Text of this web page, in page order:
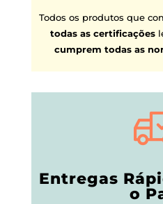
Todos os produtos que
todas as certificações
cumprem todas as
Entregas
o